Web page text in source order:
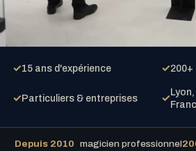
✓15 ans d'expérience ✓200+
✓Particuliers & entreprises ✓
Depuis 2010 magicien professionnel